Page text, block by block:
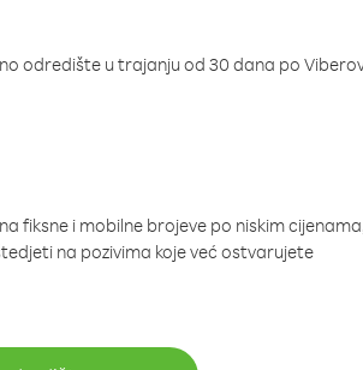
odredište u trajanju od 30 dana po
fiksne i mobilne brojeve po niskim
na pozivima koje već ostvarujete